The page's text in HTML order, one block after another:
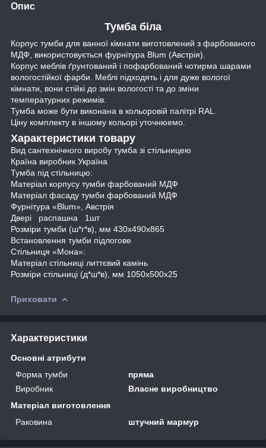
Опис
Тумба біла
Корпус тумби для ванної кімнати виготовлений з фарбованого
МДФ, використовується фурнітура Blum (Австрія).
Корпус меблів ґрунтований і пофарбований чотирма шарами
вологостійкої фарби. Меблі підходять і для дуже вологої
кімнати, вони стійкі до змін вологості та до зміни
температурних режимів.
Тумба може бути виконана в кольоровій палітрі RAL.
Ціну комплекту в іншому кольорі уточнюемо.
Характеристики товару
Вид сантехнічного виробу тумба зі стільницею
Країна виробник Україна
Тумба під стільницю:
Матеріал корпусу тумби фарбований МДФ
Матеріал фасаду тумби фарбований МДФ
Фурнітура «Blum», Австрія
Двері распашна 1шт
Розміри тумби (ш*г*в), мм 430х490х865
Встановлення тумби підлогове
Стільниця «Мона»:
Матеріал стільниці литтєвий камінь
Розміри стільниці (д*ш*в), мм 1050х500х25
Приховати
Характеристики
Основні атрибути
Форма тумби
пряма
Виробник
Власне виробництво
Матеріал виготовлення
Раковина
штучний мармур